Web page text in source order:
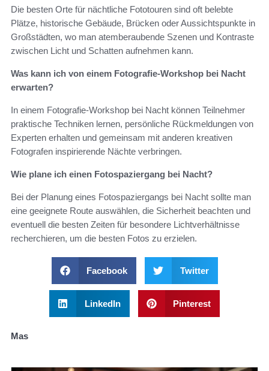
Die besten Orte für nächtliche Fototouren sind oft belebte
Plätze, historische Gebäude, Brücken oder Aussichtspunkte in
Großstädten, wo man atemberaubende Szenen und Kontraste
zwischen Licht und Schatten aufnehmen kann.
Was kann ich von einem Fotografie-Workshop bei Nacht
erwarten?
In einem Fotografie-Workshop bei Nacht können Teilnehmer
praktische Techniken lernen, persönliche Rückmeldungen von
Experten erhalten und gemeinsam mit anderen kreativen
Fotografen inspirierende Nächte verbringen.
Wie plane ich einen Fotospaziergang bei Nacht?
Bei der Planung eines Fotospaziergangs bei Nacht sollte man
eine geeignete Route auswählen, die Sicherheit beachten und
eventuell die besten Zeiten für besondere Lichtverhältnisse
recherchieren, um die besten Fotos zu erzielen.
Facebook Twitter
LinkedIn Pinterest
Mas